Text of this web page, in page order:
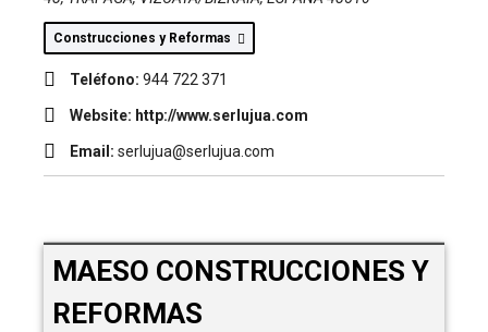
Construcciones y Reformas
Teléfono: 944 722 371
Website: http://www.serlujua.com
Email: serlujua@serlujua.com
MAESO CONSTRUCCIONES Y
REFORMAS